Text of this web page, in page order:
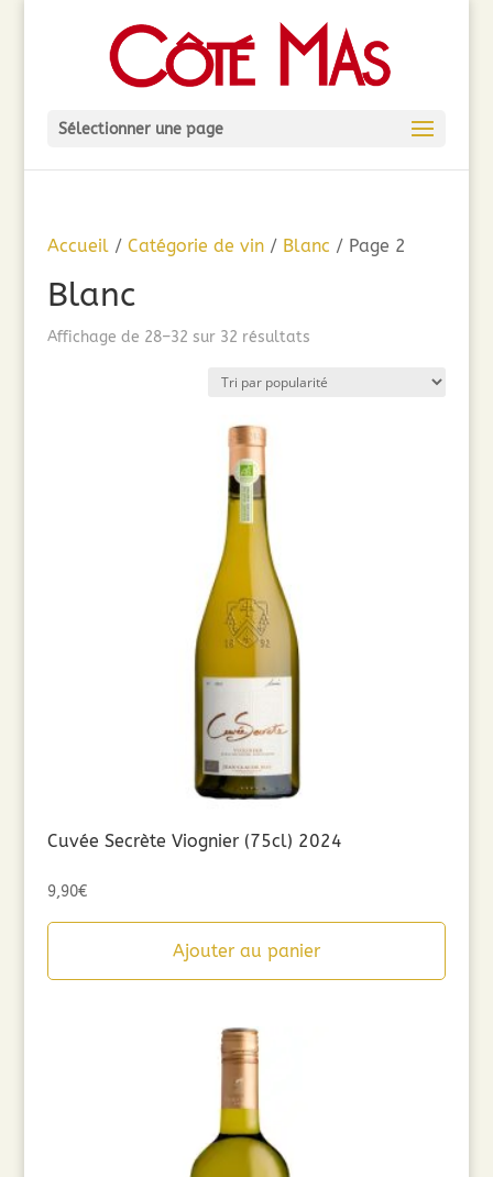
Sélectionner une page
Accueil/ Catégorie de vin/ Blanc / Page 2
Blanc
Affichage de 28–32 sur 32 résultatsTrié
Cuvée Secrète Viognier (75cl) 2024
9,90€
Ajouter au panier